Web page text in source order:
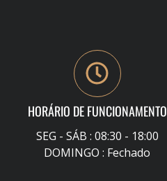
HORÁRIO DE FUNCIONAMENTO
SEG - SÁB : 08:30 - 18:00
DOMINGO : Fechado